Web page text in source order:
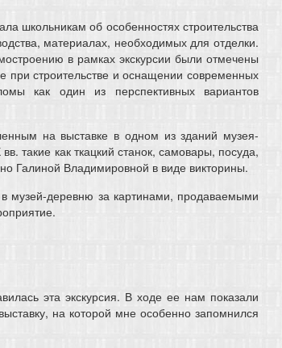
школьникам об особенностях строительства
материалах, необходимых для отделки.
в рамках экскурсии были отмечены
строительстве и оснащении современных
как один из перспективных вариантов
на выставке в одном из зданий музея-
как ткацкий станок, самовары, посуда,
Галиной Владимировной в виде викторины.
в музей-деревню за картинами, продаваемыми
эта экскурсия. В ходе ее нам показали
на которой мне особенно запомнился